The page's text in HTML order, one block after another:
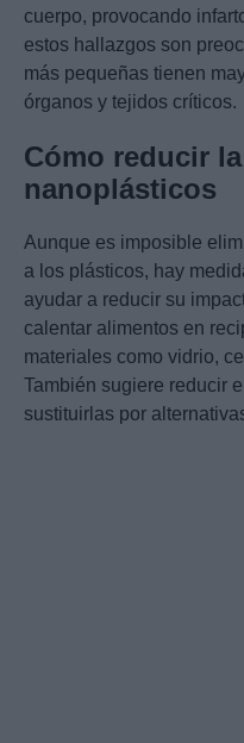
cuerpo, provocando
estos hallazgos son
más pequeñas tienen
órganos y tejidos críticos.
Cómo reducir
nanoplásticos
Aunque es imposible
a los plásticos, hay
ayudar a reducir su
calentar alimentos en
materiales como vidrio,
También sugiere reducir
sustituirlas por